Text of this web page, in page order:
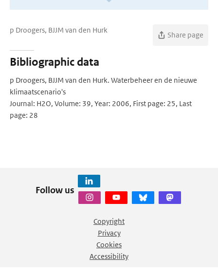
p Droogers, BJJM van den Hurk
Share page
Bibliographic data
p Droogers, BJJM van den Hurk. Waterbeheer en de nieuwe
klimaatscenario's
Journal: H2O, Volume: 39, Year: 2006, First page: 25, Last
page: 28
Follow us
Copyright
Privacy
Cookies
Accessibility